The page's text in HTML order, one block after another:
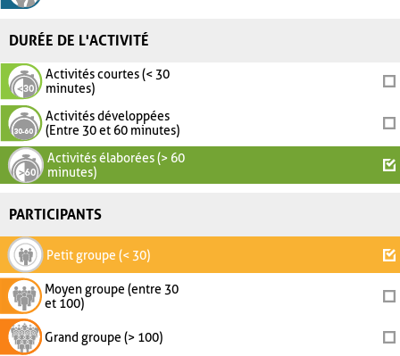
DURÉE DE L'ACTIVITÉ
Activités courtes (< 30
minutes)
Activités développées
(Entre 30 et 60 minutes)
Activités élaborées (> 60
minutes)
PARTICIPANTS
Petit groupe (< 30)
Moyen groupe (entre 30
et 100)
Grand groupe (> 100)